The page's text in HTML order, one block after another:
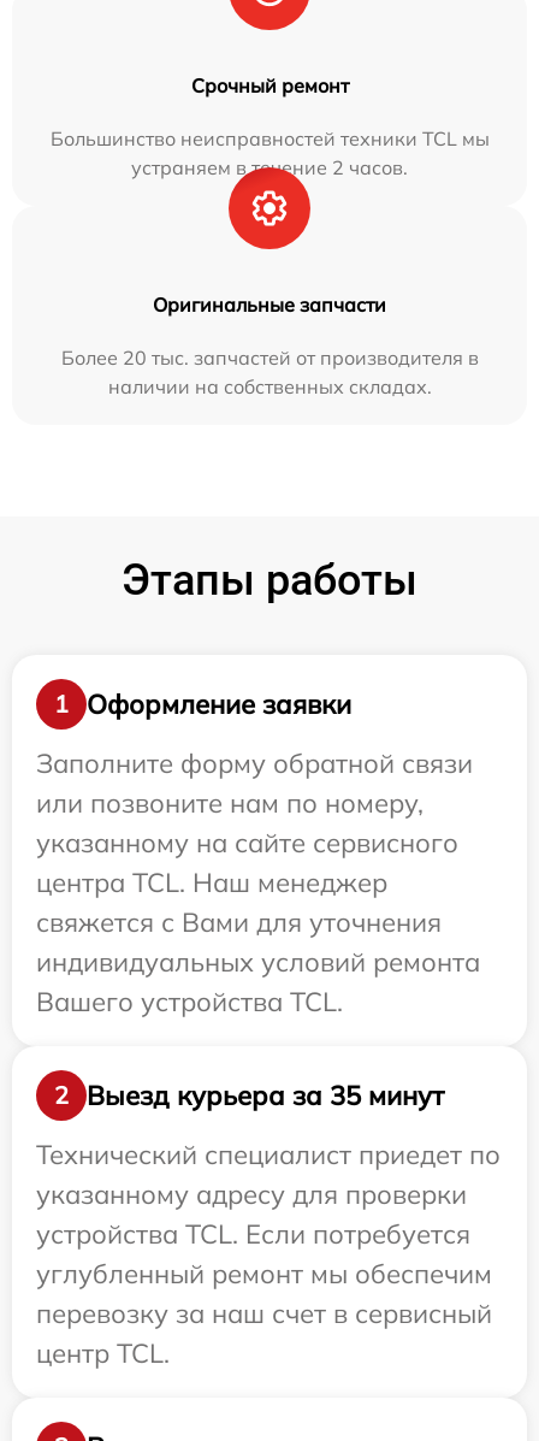
Срочный ремонт
Большинство неисправностей техники TCL мы
устраняем в течение 2 часов.
Оригинальные запчасти
Более 20 тыс. запчастей от производителя в
наличии на собственных складах.
Этапы работы
1
Оформление заявки
Заполните форму обратной связи
или позвоните нам по номеру,
указанному на сайте сервисного
центра TCL. Наш менеджер
свяжется с Вами для уточнения
индивидуальных условий ремонта
Вашего устройства TCL.
2
Выезд курьера за 35 минут
Технический специалист приедет по
указанному адресу для проверки
устройства TCL. Если потребуется
углубленный ремонт мы обеспечим
перевозку за наш счет в сервисный
центр TCL.